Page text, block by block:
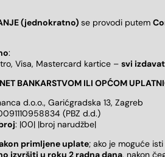
(jednokratno) se provodi putem
:
Visa, Mastercard kartice – svi
BANKARSTVOM ILI OPĆOM
d.o.o., Garićgradska 13, Zagreb
(PBZ d.d.)
: |00| |broj narudžbe|
primljene uplate; ako je moguće
izvršiti u roku 2 radna dana, nakon